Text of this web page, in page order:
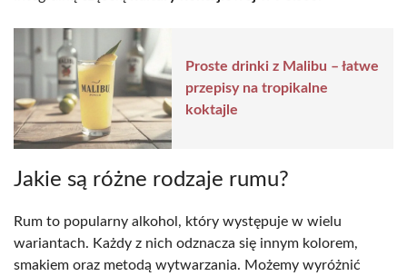
Proste drinki z Malibu – łatwe
przepisy na tropikalne
koktajle
Jakie są różne rodzaje rumu?
Rum to popularny alkohol, który występuje w wielu
wariantach. Każdy z nich odznacza się innym kolorem,
smakiem oraz metodą wytwarzania. Możemy wyróżnić